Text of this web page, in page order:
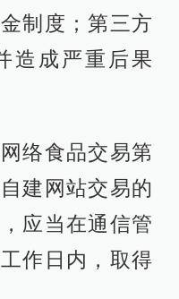
制度；第三方
造成严重后果
络食品交易第
建网站交易的
应当在通信管
作日内，取得